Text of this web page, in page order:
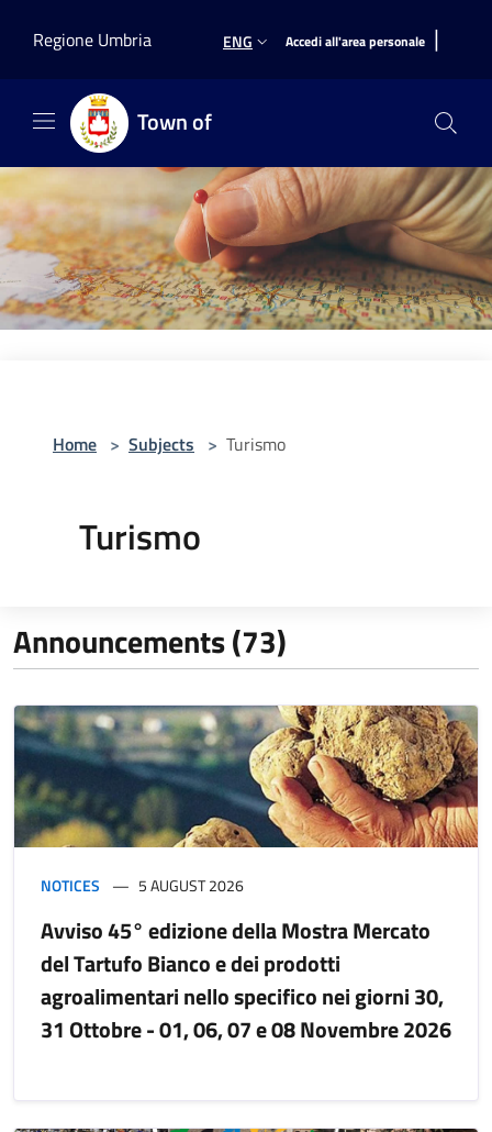
Regione Umbria
ENG Accedi all'area personale |
Town of
Home > Subjects > Turismo
Turismo
Announcements (73)
NOTICES 5 AUGUST 2026
Avviso 45° edizione della Mostra Mercato
del Tartufo Bianco e dei prodotti
agroalimentari nello specifico nei giorni 30,
31 Ottobre - 01, 06, 07 e 08 Novembre 2026